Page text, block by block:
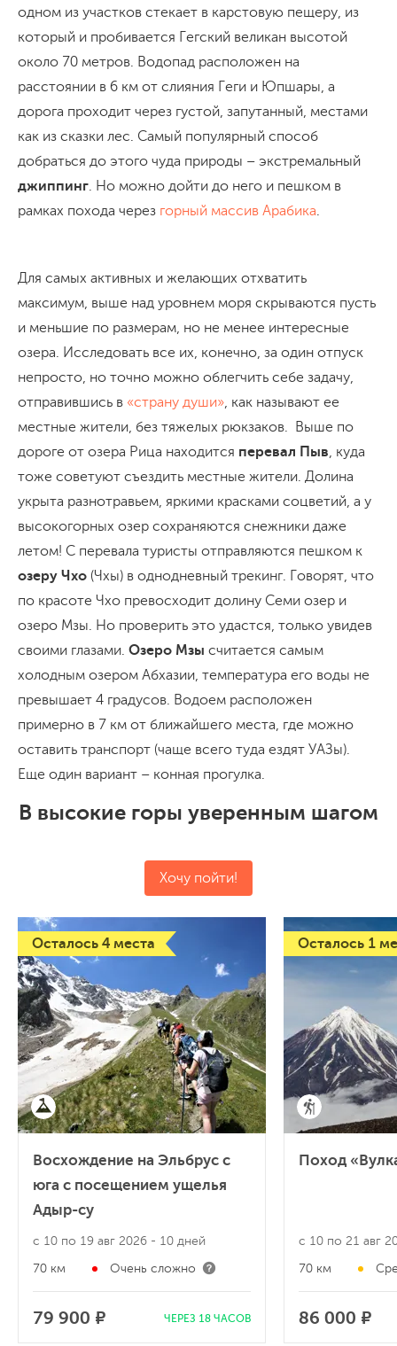
одном из участков стекает в карстовую пещеру, из
который и пробивается Гегский великан высотой
около 70 метров. Водопад расположен на
расстоянии в 6 км от слияния Геги и Юпшары, а
дорога проходит через густой, запутанный, местами
как из сказки лес. Самый популярный способ
добраться до этого чуда природы – экстремальный
джиппинг. Но можно дойти до него и пешком в
рамках похода через горный массив Арабика.
Для самых активных и желающих отхватить
максимум, выше над уровнем моря скрываются пусть
и меньшие по размерам, но не менее интересные
озера. Исследовать все их, конечно, за один отпуск
непросто, но точно можно облегчить себе задачу,
отправившись в «страну души», как называют ее
местные жители, без тяжелых рюкзаков. Выше по
дороге от озера Рица находится перевал Пыв, куда
тоже советуют съездить местные жители. Долина
укрыта разнотравьем, яркими красками соцветий, а у
высокогорных озер сохраняются снежники даже
летом! С перевала туристы отправляются пешком к
озеру Чхо (Чхы) в однодневный трекинг. Говорят, что
по красоте Чхо превосходит долину Семи озер и
озеро Мзы. Но проверить это удастся, только увидев
своими глазами. Озеро Мзы считается самым
холодным озером Абхазии, температура его воды не
превышает 4 градусов. Водоем расположен
примерно в 7 км от ближайшего места, где можно
оставить транспорт (чаще всего туда ездят УАЗы).
Еще один вариант – конная прогулка.
В высокие горы уверенным шагом
Хочу пойти!
Осталось 4 места
Восхождение на Эльбрус с
юга с посещением ущелья
Адыр-су
с 10 по 19 авг 2026 - 10 дней
70 км Очень сложно
79 900 ₽ ЧЕРЕЗ 18 ЧАСОВ
Осталось 1
Поход
с 10 по 21 авг
70 км
86 000 ₽